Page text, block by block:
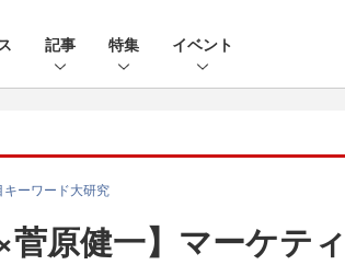
記事 特集 イベント
ーワード大研究
菅原健一】マーケテ